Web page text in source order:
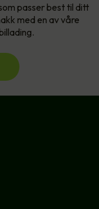
passer best til ditt
med en av våre